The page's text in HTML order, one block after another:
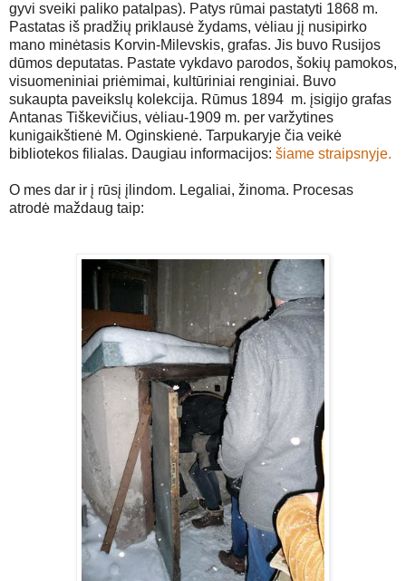
gyvi sveiki paliko patalpas). Patys rūmai pastatyti 1868 m.
Pastatas iš pradžių priklausė žydams, vėliau jį nusipirko
mano minėtasis Korvin-Milevskis, grafas. Jis buvo Rusijos
dūmos deputatas. Pastate vykdavo parodos, šokių pamokos,
visuomeniniai priėmimai, kultūriniai renginiai. Buvo
sukaupta paveikslų kolekcija. Rūmus 1894 m. įsigijo grafas
Antanas Tiškevičius, vėliau-1909 m. per varžytines
kunigaikštienė M. Oginskienė. Tarpukaryje čia veikė
bibliotekos filialas. Daugiau informacijos: šiame straipsnyje.
O mes dar ir į rūsį įlindom. Legaliai, žinoma. Procesas
atrodė maždaug taip: